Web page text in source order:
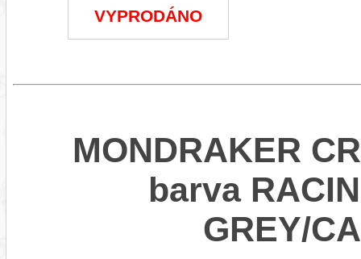
VYPRODÁNO
MONDRAKER
barva
GREY/